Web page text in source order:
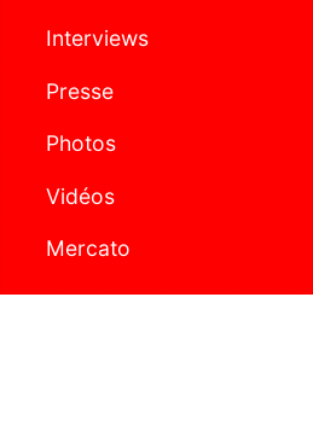
Interviews
Presse
Photos
Vidéos
Mercato